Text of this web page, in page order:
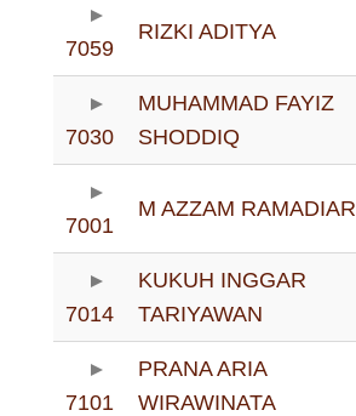
7059
RIZKI ADITYA
7030
MUHAMMAD FAYIZ
SHODDIQ
7001
M AZZAM RAMADIAR
7014
KUKUH INGGAR
TARIYAWAN
7101
PRANA ARIA
WIRAWINATA